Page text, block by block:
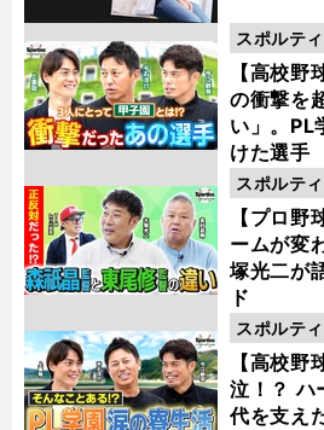
【高校
の衝撃を
い」。PL
けた選手
スポルテ
動画
【プロ
ームが変
塚光二が
ド
スポルテ
動画
【高校野
泣！？ ハ
代を支え
スポルテ
動画